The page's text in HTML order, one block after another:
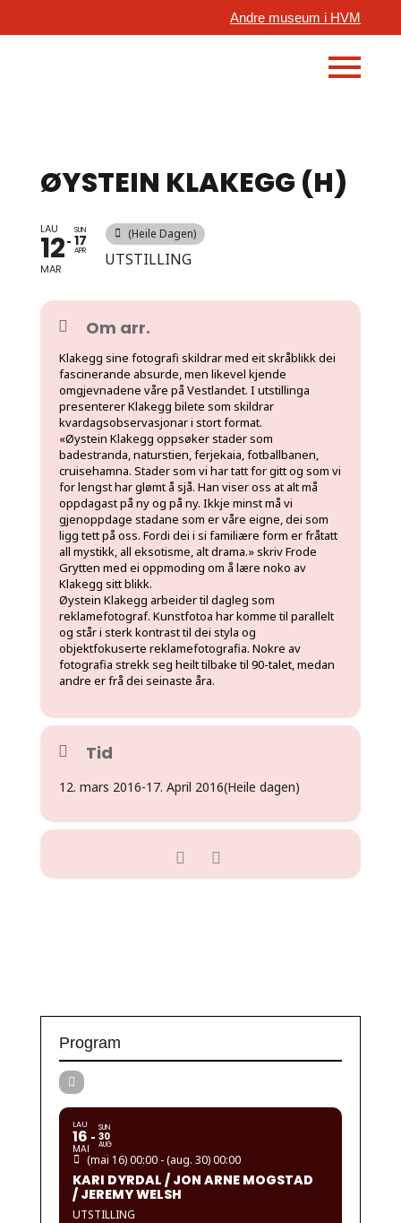
Andre museum i HVM
ØYSTEIN KLAKEGG (H)
LAU
12
MAR
SUN
17
APR
(Heile Dagen)
UTSTILLING
Om arr.
Klakegg sine fotografi skildrar med eit skråblikk dei
fascinerande absurde, men likevel kjende
omgjevnadene våre på Vestlandet. I utstillinga
presenterer Klakegg bilete som skildrar
kvardagsobservasjonar i stort format.
«Øystein Klakegg oppsøker stader som
badestranda, naturstien, ferjekaia, fotballbanen,
cruisehamna. Stader som vi har tatt for gitt og som vi
for lengst har glømt å sjå. Han viser oss at alt må
oppdagast på ny og på ny. Ikkje minst må vi
gjenoppdage stadane som er våre eigne, dei som
ligg tett på oss. Fordi dei i si familiære form er fråtatt
all mystikk, all eksotisme, alt drama.» skriv Frode
Grytten med ei oppmoding om å lære noko av
Klakegg sitt blikk.
Øystein Klakegg arbeider til dagleg som
reklamefotograf. Kunstfotoa har komme til parallelt
og står i sterk kontrast til dei styla og
objektfokuserte reklamefotografia. Nokre av
fotografia strekk seg heilt tilbake til 90-talet, medan
andre er frå dei seinaste åra.
Tid
12. mars 2016-17. April 2016(Heile dagen)
Program
LAU
16
MAI
SUN
30
AUG
(mai 16) 00:00 - (aug. 30) 00:00
KARI DYRDAL / JON ARNE MOGSTAD
/ JEREMY WELSH
UTSTILLING